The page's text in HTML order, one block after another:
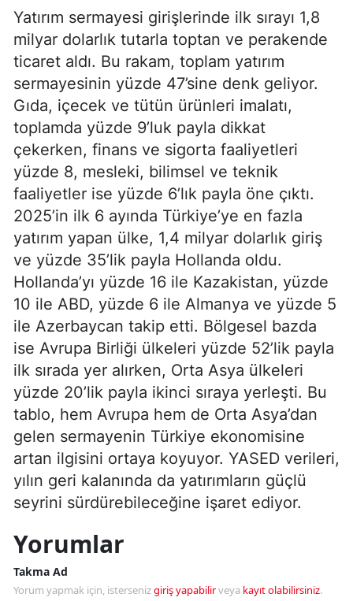
Yatırım sermayesi girişlerinde ilk sırayı 1,8
milyar dolarlık tutarla toptan ve perakende
ticaret aldı. Bu rakam, toplam yatırım
sermayesinin yüzde 47’sine denk geliyor.
Gıda, içecek ve tütün ürünleri imalatı,
toplamda yüzde 9’luk payla dikkat
çekerken, finans ve sigorta faaliyetleri
yüzde 8, mesleki, bilimsel ve teknik
faaliyetler ise yüzde 6’lık payla öne çıktı.
2025’in ilk 6 ayında Türkiye’ye en fazla
yatırım yapan ülke, 1,4 milyar dolarlık giriş
ve yüzde 35’lik payla Hollanda oldu.
Hollanda’yı yüzde 16 ile Kazakistan, yüzde
10 ile ABD, yüzde 6 ile Almanya ve yüzde 5
ile Azerbaycan takip etti. Bölgesel bazda
ise Avrupa Birliği ülkeleri yüzde 52’lik payla
ilk sırada yer alırken, Orta Asya ülkeleri
yüzde 20’lik payla ikinci sıraya yerleşti. Bu
tablo, hem Avrupa hem de Orta Asya’dan
gelen sermayenin Türkiye ekonomisine
artan ilgisini ortaya koyuyor. YASED verileri,
yılın geri kalanında da yatırımların güçlü
seyrini sürdürebileceğine işaret ediyor.
Yorumlar
Takma Ad
Yorum yapmak için, istersenizgiriş yapabilirveya kayıt olabilirsiniz.